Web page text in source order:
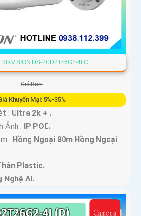
HIKVISION DS-2CD2T46G2-4I C
Giá Bán:
Khuyến Mại: 5%-35%
: Ultra 2k + .
Ảnh : IP POE.
: Hồng Ngoại 80m Hồng Ngoại
Plastic.
Nghệ AI.